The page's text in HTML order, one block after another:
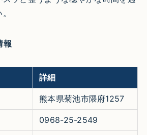
報
詳細
熊本県菊池市隈府1257
0968-25-2549